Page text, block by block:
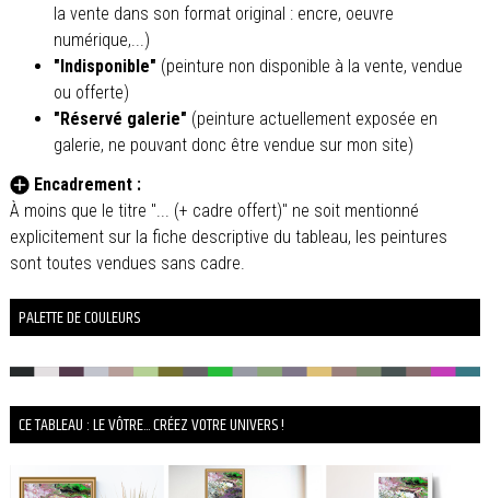
la vente dans son format original : encre, oeuvre
numérique,...)
"Indisponible" (peinture non disponible à la vente, vendue
ou offerte)
"Réservé galerie" (peinture actuellement exposée en
galerie, ne pouvant donc être vendue sur mon site)
Encadrement :
À moins que le titre "... (+ cadre offert)" ne soit mentionné
explicitement sur la fiche descriptive du tableau, les peintures
sont toutes vendues sans cadre.
PALETTE DE COULEURS
CE TABLEAU : LE VÔTRE... CRÉEZ VOTRE UNIVERS !